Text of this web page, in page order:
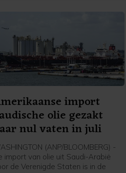
import
olie gezakt
nul vaten in juli
(ANP/BLOOMBERG) -
import van olie uit Saudi-Arabië
de Verenigde Staten is in de